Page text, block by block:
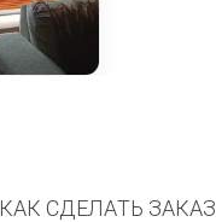
КАК СДЕЛАТЬ ЗАКАЗ